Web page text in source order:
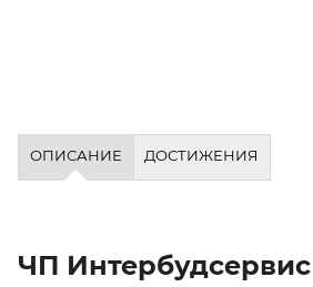
ОПИСАНИЕ ДОСТИЖЕНИЯ
ЧП Интербудсервис